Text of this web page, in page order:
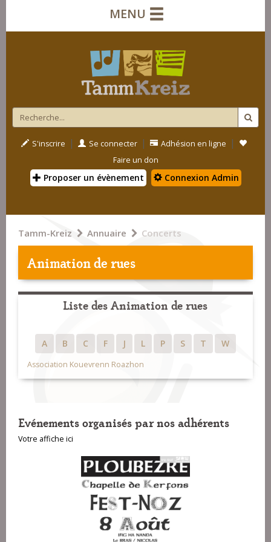
MENU
S'inscrire | Se connecter | Adhésion en ligne |
Faire un don
Proposer un évènement Connexion Admin
Tamm-Kreiz Annuaire Concerts
Animation de rues
Liste des Animation de rues
A B C F J L P S T W
Association Kouevrenn Roazhon
Evénements organisés par nos adhérents
Votre affiche ici